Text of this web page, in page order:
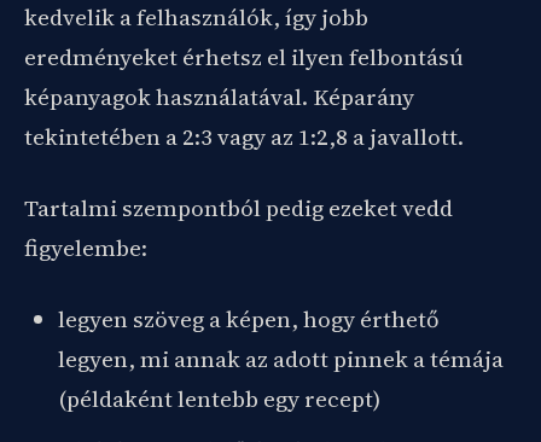
kedvelik a felhasználók, így jobb
eredményeket érhetsz el ilyen felbontású
képanyagok használatával. Képarány
tekintetében a 2:3 vagy az 1:2,8 a javallott.
Tartalmi szempontból pedig ezeket vedd
figyelembe:
legyen szöveg a képen, hogy érthető
legyen, mi annak az adott pinnek a témája
(példaként lentebb egy recept)